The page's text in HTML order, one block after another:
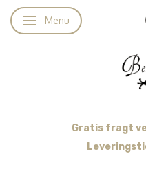
Skifte navigation
Menu
Gratis fragt